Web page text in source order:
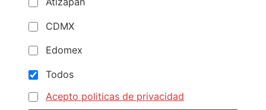
CDMX
Edomex
Todos
Acepto politicas de privacidad